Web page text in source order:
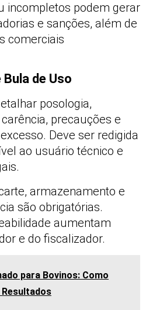
incompletos podem gerar
e sanções, além de
comerciais
de Uso
posologia,
precauções e
Deve ser redigida
ao usuário técnico e
armazenamento e
são obrigatórias.
aumentam
e do fiscalizador.
para Bovinos: Como